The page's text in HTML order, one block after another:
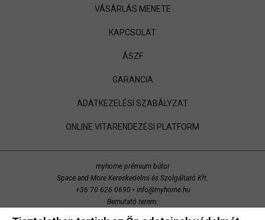
VÁSÁRLÁS MENETE
KAPCSOLAT
ÁSZF
GARANCIA
ADATKEZELÉSI SZABÁLYZAT
ONLINE VITARENDEZÉSI PLATFORM
myhome prémium bútor
Space and More Kereskedelmi és Szolgáltató Kft.
+36 70 626 0690 • info@myhome.hu
Bemutató terem: